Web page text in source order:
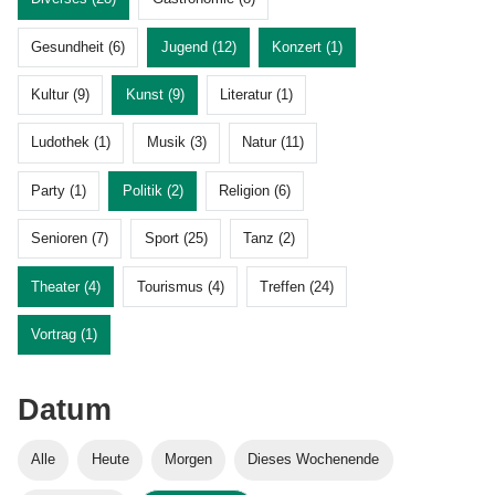
Gesundheit (6) Jugend (12) Konzert (1)
Kultur (9) Kunst (9) Literatur (1)
Ludothek (1) Musik (3) Natur (11)
Party (1) Politik (2) Religion (6)
Senioren (7) Sport (25) Tanz (2)
Theater (4) Tourismus (4) Treffen (24)
Vortrag (1)
Datum
Alle Heute Morgen Dieses Wochenende